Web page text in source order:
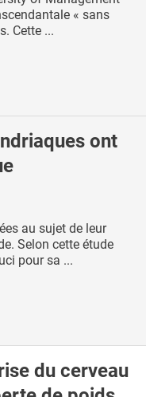
« sans
Cette ...
ont
au sujet de leur
Selon cette étude
pour sa ...
du cerveau